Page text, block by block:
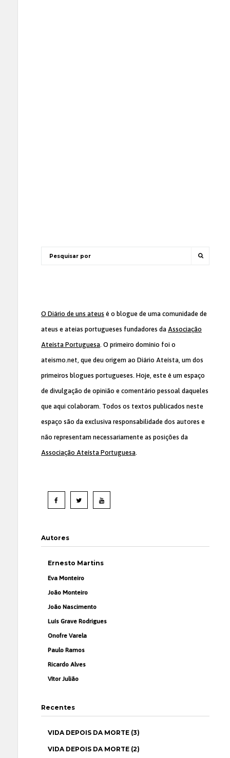
O Diário de uns ateus é o blogue de uma comunidade de
ateus e ateias portugueses fundadores da Associação
Ateísta Portuguesa. O primeiro domínio foi o
ateismo.net, que deu origem ao Diário Ateísta, um dos
primeiros blogues portugueses. Hoje, este é um espaço
de divulgação de opinião e comentário pessoal daqueles
que aqui colaboram. Todos os textos publicados neste
espaço são da exclusiva responsabilidade dos autores e
não representam necessariamente as posições da
Associação Ateísta Portuguesa.
Autores
Ernesto Martins
Eva Monteiro
João Monteiro
João Nascimento
Luís Grave Rodrigues
Onofre Varela
Paulo Ramos
Ricardo Alves
Vítor Julião
Recentes
VIDA DEPOIS DA MORTE (3)
VIDA DEPOIS DA MORTE (2)